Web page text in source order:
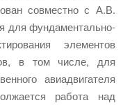
совместно с А.В.
для фундаментально-
элементов
в том числе, для
авиадвигателя
работа над